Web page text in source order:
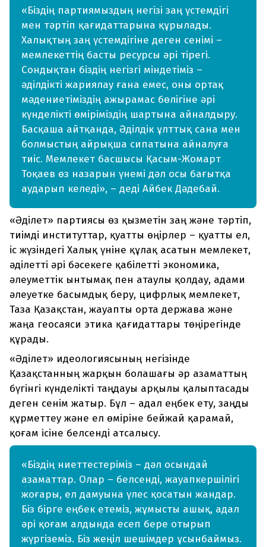
«Біздің партиямыздың негізі заң үстемдігі
мен тәртіп қағидаттарына құрылады.
Халықтың заң үстемдігіне деген сенімі –
мемлекеттің басты ресурсы әрі тірегі.
Сондықтан біздің негізгі міндетіміз –
әділдікті жариялау ғана емес, оны ортақ
мәдениетіміздің ажырамас бөлігіне әрі
күнделікті өміріміздің шартына айналдыру.
Басқаша айтқанда, Әділдік ұлттық сана мен
болмыстың айрықша сипатына айналуға
тиіс. Мемлекет басшысы Қасым-Жомарт
Тоқаев өз назарын үнемі дәл осы бағытқа
аударып келеді», – деді Айбек Дәдебай.
«Әділет» партиясы өз қызметін заң және тәртіп,
тиімді институттар, қуатты өңірлер – қуатты ел,
іс жүзіндегі Халық үніне құлақ асатын мемлекет,
әділетті әрі бәсекеге қабілетті экономика,
әлеуметтік ынтымақ пен атаулы қолдау, адами
әлеуетке басымдық беру, цифрлық мемлекет,
Таза Қазақстан, жауапты орта держава және
жаңа геосаяси этика қағидаттары төңірегінде
құрады.
«Әділет» идеологиясының негізінде
Қазақстанның жарқын болашағы әр азаматтың
бүгінгі күнделікті таңдауы арқылы қалыптасады
деген сенім жатыр. Бұл – адал еңбек ету, заңды
құрметтеу және ел өміріне бейжай қарамай,
қоғам ісіне белсенді атсалысу.
«Біздің ниеттестеріміз – дәл осындай
азаматтар. Олар – белсенді, жауапкершілігі
жоғары, ел дамуына үлес қосатын жандар.
Біз бірге еңбек етеміз, жұмысты ашық, адал
әрі қоғам алдында есеп бере отырып
жүргіземіз. Біз жеңіл шешімдер ұсынбаймыз.